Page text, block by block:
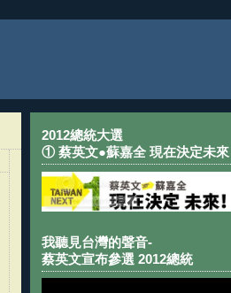
2012總統大選
① 蔡英文●蘇嘉全 現在決定未來
我聽見台灣的聲音-
蔡英文宣布參選 2012總統